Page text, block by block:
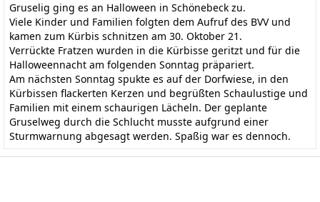
Gruselig ging es an Halloween in Schönebeck zu.
Viele Kinder und Familien folgten dem Aufruf des BVV und
kamen zum Kürbis schnitzen am 30. Oktober 21.
Verrückte Fratzen wurden in die Kürbisse geritzt und für die
Halloweennacht am folgenden Sonntag präpariert.
Am nächsten Sonntag spukte es auf der Dorfwiese, in den
Kürbissen flackerten Kerzen und begrüßten Schaulustige und
Familien mit einem schaurigen Lächeln. Der geplante
Gruselweg durch die Schlucht musste aufgrund einer
Sturmwarnung abgesagt werden. Spaßig war es dennoch.